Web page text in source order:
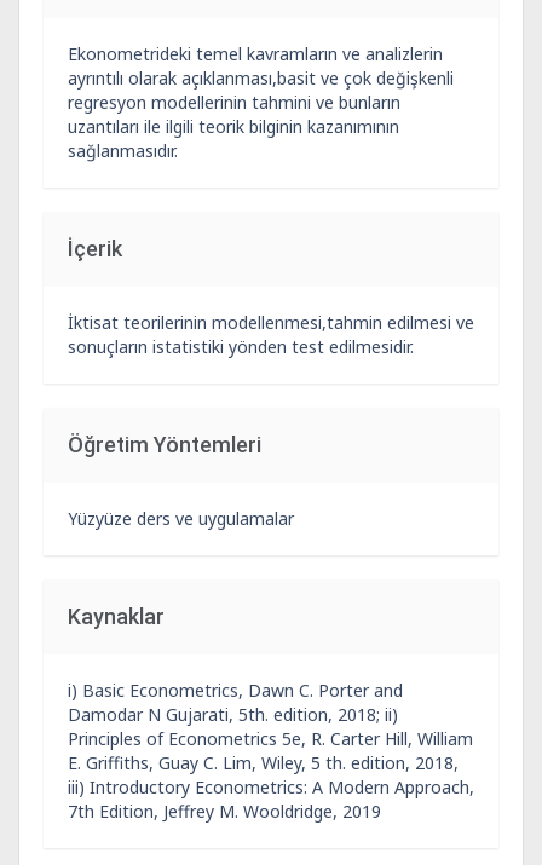
Ekonometrideki temel kavramların ve analizlerin
ayrıntılı olarak açıklanması,basit ve çok değişkenli
regresyon modellerinin tahmini ve bunların
uzantıları ile ilgili teorik bilginin kazanımının
sağlanmasıdır.
İçerik
İktisat teorilerinin modellenmesi,tahmin edilmesi ve
sonuçların istatistiki yönden test edilmesidir.
Öğretim Yöntemleri
Yüzyüze ders ve uygulamalar
Kaynaklar
i) Basic Econometrics, Dawn C. Porter and
Damodar N Gujarati, 5th. edition, 2018; ii)
Principles of Econometrics 5e, R. Carter Hill, William
E. Griffiths, Guay C. Lim, Wiley, 5 th. edition, 2018,
iii) Introductory Econometrics: A Modern Approach,
7th Edition, Jeffrey M. Wooldridge, 2019